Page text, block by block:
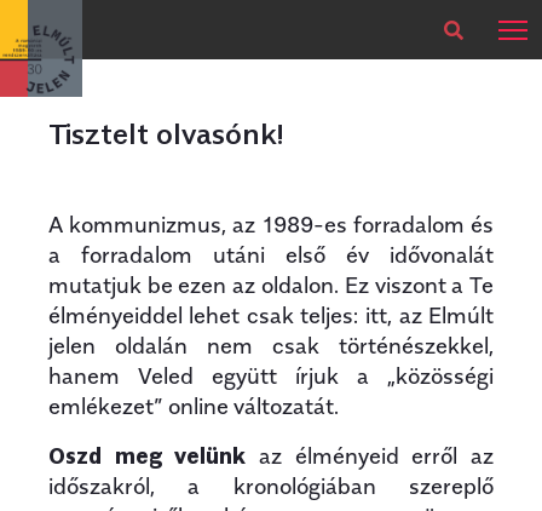
×
Tisztelt olvasónk!
A kommunizmus, az 1989-es forradalom és
a forradalom utáni első év idővonalát
mutatjuk be ezen az oldalon. Ez viszont a Te
élményeiddel lehet csak teljes: itt, az Elmúlt
jelen oldalán nem csak történészekkel,
hanem Veled együtt írjuk a „közösségi
emlékezet” online változatát.
Oszd meg velünk az élményeid erről az
időszakról, a kronológiában szereplő